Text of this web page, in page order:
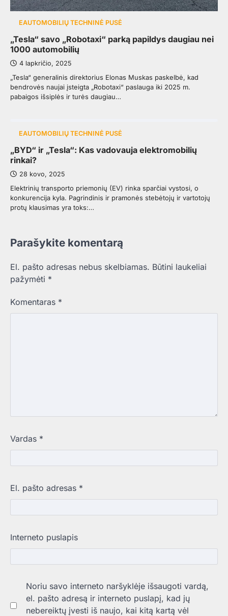
EAUTOMOBILIŲ TECHNINĖ PUSĖ
„Tesla“ savo „Robotaxi“ parką papildys daugiau nei
1000 automobilių
4 lapkričio, 2025
„Tesla“ generalinis direktorius Elonas Muskas paskelbė, kad
bendrovės naujai įsteigta „Robotaxi“ paslauga iki 2025 m.
pabaigos išsiplės ir turės daugiau…
EAUTOMOBILIŲ TECHNINĖ PUSĖ
„BYD“ ir „Tesla“: Kas vadovauja elektromobilių
rinkai?
28 kovo, 2025
Elektrinių transporto priemonių (EV) rinka sparčiai vystosi, o
konkurencija kyla. Pagrindinis ir pramonės stebėtojų ir vartotojų
protų klausimas yra toks:…
Parašykite komentarą
El. pašto adresas nebus skelbiamas. Būtini laukeliai
pažymėti *
Komentaras *
Vardas *
El. pašto adresas *
Interneto puslapis
Noriu savo interneto naršyklėje išsaugoti vardą,
el. pašto adresą ir interneto puslapį, kad jų
nebereiktų įvesti iš naujo, kai kitą kartą vėl